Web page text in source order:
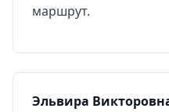
маршрут.
Эльвира